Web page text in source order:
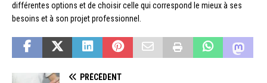
différentes options et de choisir celle qui correspond le mieux à ses
besoins et à son projet professionnel.
PRÉCÉDENT